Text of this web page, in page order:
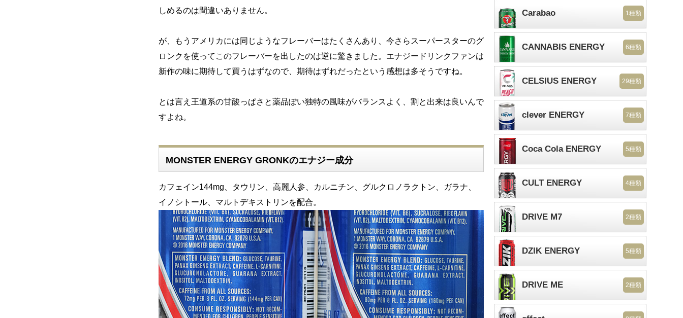
しめるのは間違いありません。
が、もうアメリカには同じようなフレーバーはたくさんあり、今さらスーパースターのグ
ロンクを使ってこのフレーバーを出したのは逆に驚きました。エナジードリンクファンは
新作の味に期待して買うはずなので、期待はずれだったという感想は多そうですね。
とは言え王道系の甘酸っぱさと薬品ぽい独特の風味がバランスよく、割と出来は良いんで
すよね。
MONSTER ENERGY GRONKのエナジー成分
カフェイン144mg、タウリン、高麗人参、カルニチン、グルクロノラクトン、ガラナ、
イノシトール、マルトデキストリンを配合。
Carabao 1種類
CANNABIS ENERGY 6種類
CELSIUS ENERGY 29種類
clever ENERGY 7種類
Coca Cola ENERGY 5種類
CULT ENERGY 4種類
DRIVE M7 2種類
DZIK ENERGY 5種類
DRIVE ME 2種類